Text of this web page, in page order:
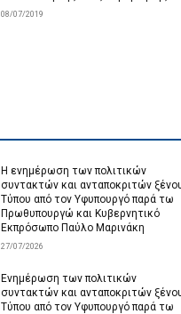
08/07/2019
Η ενημέρωση των πολιτικών
συντακτών και ανταποκριτών
Τύπου από τον Υφυπουργό παρά τω
Πρωθυπουργώ και Κυβερνητικό
Εκπρόσωπο Παύλο Μαρινάκη
27/07/2026
Ενημέρωση των πολιτικών
συντακτών και ανταποκριτών
Τύπου από τον Υφυπουργό παρά τω